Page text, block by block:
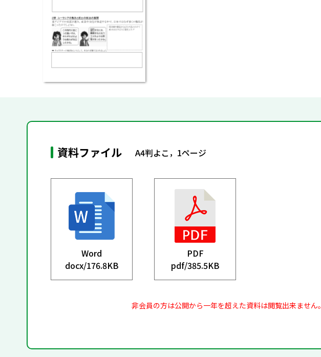
資料ファイル A4判よこ，1ページ
Word
docx/176.8KB
PDF
pdf/385.5KB
非会員の方は公開から一年を超えた資料は閲覧出来ません。